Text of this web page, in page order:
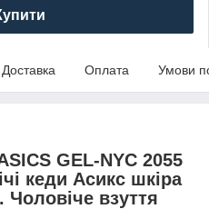
Доставка Оплата Умови
GEL-NYC 2055
кеди Асикс шкіра
Чоловіче взуття